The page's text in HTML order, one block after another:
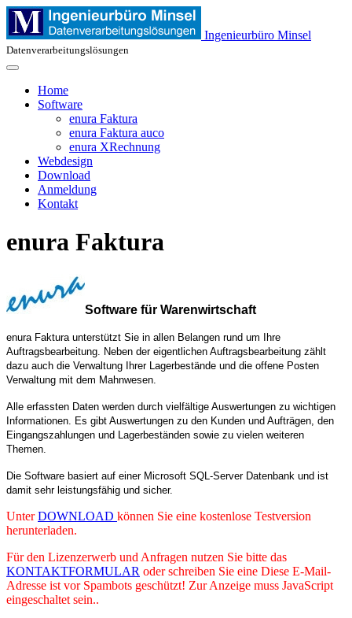
Ingenieurbüro Minsel
Datenverarbeitungslösungen
Home
Software
enura Faktura
enura Faktura auco
enura XRechnung
Webdesign
Download
Anmeldung
Kontakt
enura Faktura
Software für Warenwirtschaft
enura Faktura unterstützt Sie in allen Belangen rund um Ihre
Auftragsbearbeitung. Neben der eigentlichen Auftragsbearbeitung zählt
dazu auch die Verwaltung Ihrer Lagerbestände und die offene Posten
Verwaltung mit dem Mahnwesen.
Alle erfassten Daten werden durch vielfältige Auswertungen zu wichtigen
Informationen. Es gibt Auswertungen zu den Kunden und Aufträgen, den
Eingangszahlungen und Lagerbeständen sowie zu vielen weiteren
Themen.
Die Software basiert auf einer Microsoft SQL-Server Datenbank und ist
damit sehr leistungsfähig und sicher.
UnterDOWNLOAD können Sie eine kostenlose Testversion
herunterladen.
Für den Lizenzerwerb und Anfragen nutzen Sie bitte das
KONTAKTFORMULAR oder schreiben Sie eine Diese E-Mail-
Adresse ist vor Spambots geschützt! Zur Anzeige muss JavaScript
eingeschaltet sein..